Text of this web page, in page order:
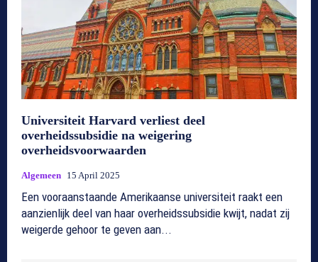
Universiteit Harvard verliest deel
overheidssubsidie na weigering
overheidsvoorwaarden
Algemeen 15 April 2025
Een vooraanstaande Amerikaanse universiteit raakt een
aanzienlijk deel van haar overheidssubsidie kwijt, nadat zij
weigerde gehoor te geven aan...